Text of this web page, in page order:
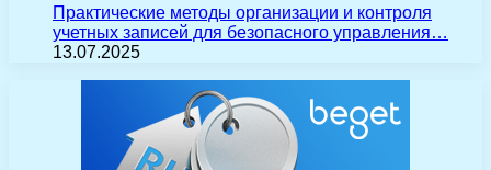
Практические методы организации и контроля
учетных записей для безопасного управления…
13.07.2025